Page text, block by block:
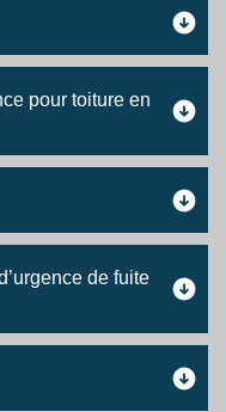
pour toiture en
de fuite